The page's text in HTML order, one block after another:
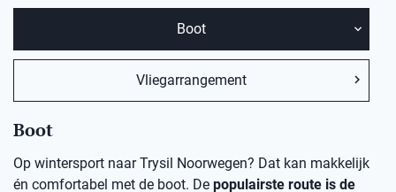
Boot
Vliegarrangement
Boot
Op wintersport naar Trysil Noorwegen? Dat kan makkelijk
én comfortabel met de boot. De populairste route is de